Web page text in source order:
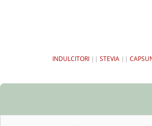
INDULCITORI|| STEVIA||